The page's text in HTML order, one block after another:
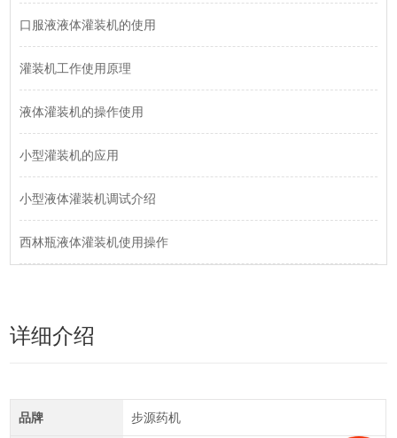
口服液液体灌装机的使用
灌装机工作使用原理
液体灌装机的操作使用
小型灌装机的应用
小型液体灌装机调试介绍
西林瓶液体灌装机使用操作
详细介绍
品牌 步源药机